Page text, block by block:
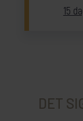
15
DET